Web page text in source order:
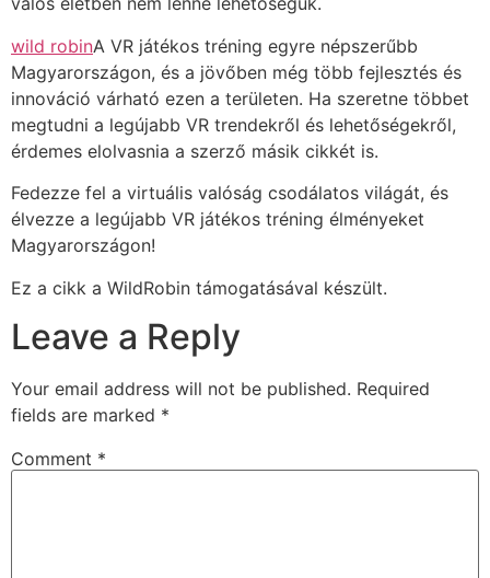
wild robinA VR játékos tréning egyre népszerűbb
Magyarországon, és a jövőben még több fejlesztés és
innováció várható ezen a területen. Ha szeretne többet
megtudni a legújabb VR trendekről és lehetőségekről,
érdemes elolvasnia a szerző másik cikkét is.
Fedezze fel a virtuális valóság csodálatos világát, és
élvezze a legújabb VR játékos tréning élményeket
Magyarországon!
Ez a cikk a WildRobin támogatásával készült.
Leave a Reply
Your email address will not be published. Required
fields are marked *
Comment *